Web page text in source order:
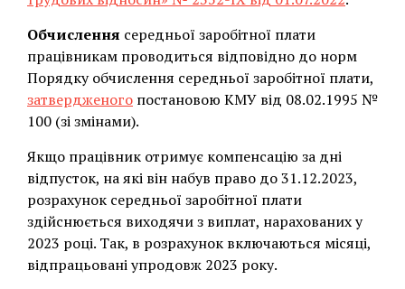
Обчислення середньої заробітної плати
працівникам проводиться відповідно до норм
Порядку обчислення середньої заробітної плати,
затвердженого постановою КМУ від 08.02.1995 №
100 (зі змінами).
Якщо працівник отримує компенсацію за дні
відпусток, на які він набув право до 31.12.2023,
розрахунок середньої заробітної плати
здійснюється виходячи з виплат, нарахованих у
2023 році. Так, в розрахунок включаються місяці,
відпрацьовані упродовж 2023 року.